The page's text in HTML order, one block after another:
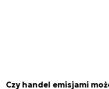
Czy handel emisjami